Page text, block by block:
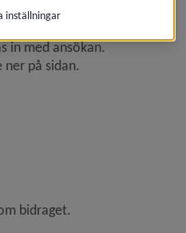
information om vilka
in med ansökan.
på sidan.
bidraget.
inställningar